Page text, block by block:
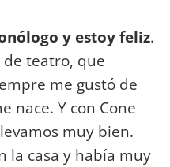
y estoy feliz.
teatro, que
me gustó de
nace. Y con Cone
muy bien.
la casa y había muy